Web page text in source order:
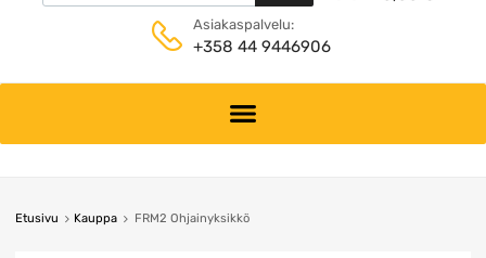
Asiakaspalvelu:
+358 44 9446906
content
Etusivu Kauppa FRM2 Ohjainyksikkö